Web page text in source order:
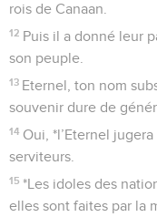
rois de Canaan.
12 Puis il a donné leur
son peuple.
13 Eternel, ton nom
souvenir dure de
14 Oui, *l’Eternel
serviteurs.
15 *Les idoles des
elles sont faites par la